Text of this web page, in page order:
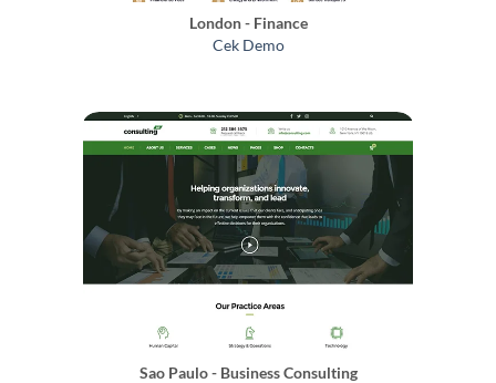
London - Finance
Cek Demo
Sao Paulo - Business Consulting